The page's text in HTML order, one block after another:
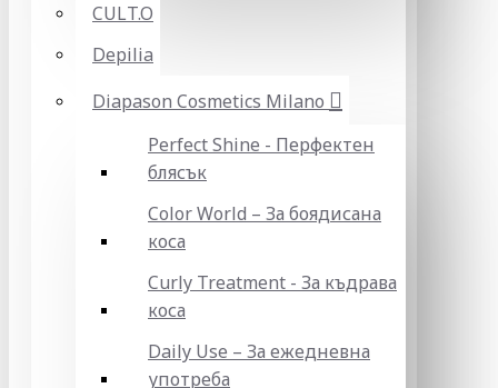
CULT.O
Depilia
Diapason Cosmetics Milano
Perfect Shine - Перфектен
блясък
Color World – За боядисана
коса
Curly Treatment - За къдрава
коса
Daily Use – За ежедневна
употреба